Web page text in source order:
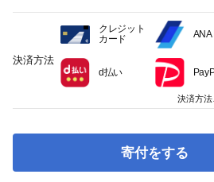
寄付をする
決済方法
クレジット
カード
ANA
d払い
決済方法